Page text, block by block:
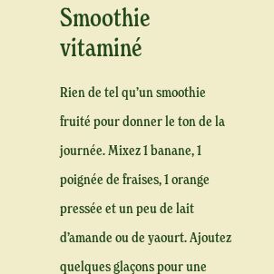
Smoothie
vitaminé
Rien de tel qu’un smoothie
fruité pour donner le ton de la
journée. Mixez 1 banane, 1
poignée de fraises, 1 orange
pressée et un peu de lait
d’amande ou de yaourt. Ajoutez
quelques glaçons pour une